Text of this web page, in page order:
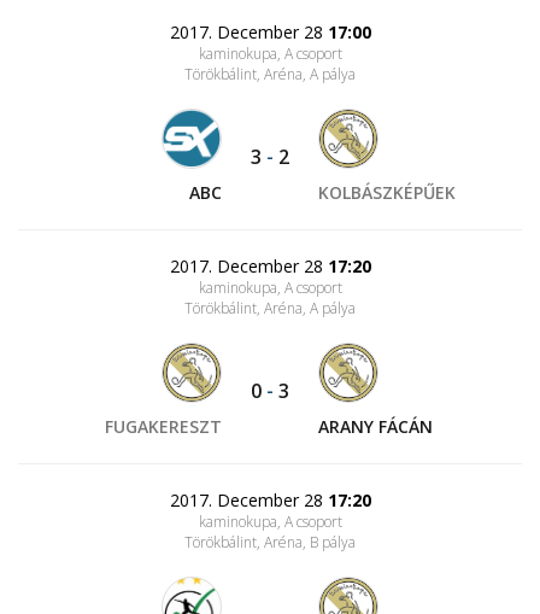
2017. December 28 17:00
kaminokupa, A csoport
Törökbálint, Aréna, A pálya
ABC
3 - 2
KOLBÁSZKÉPŰEK
2017. December 28 17:20
kaminokupa, A csoport
Törökbálint, Aréna, A pálya
FUGAKERESZT
0 - 3
ARANY FÁCÁN
2017. December 28 17:20
kaminokupa, A csoport
Törökbálint, Aréna, B pálya